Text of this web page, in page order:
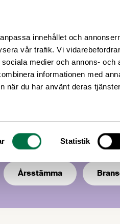
innehållet och
vår trafik. Vi
medier och annons- och
informationen med
när du har använt deras
Statistik
konferenser,
våra egna och
Årsstämma